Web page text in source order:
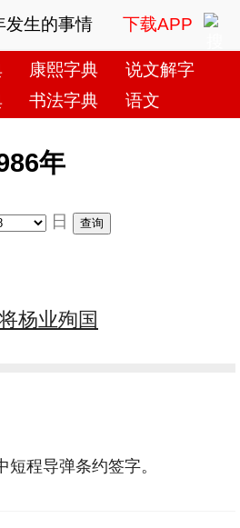
发生的事情 下载APP
康熙字典
说文解字
书法字典 语文
年
日
杨业殉国
程导弹条约签字。